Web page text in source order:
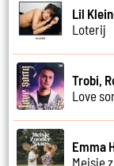
Lil
Loterij
Trobi,
Love
Emma
Meisje